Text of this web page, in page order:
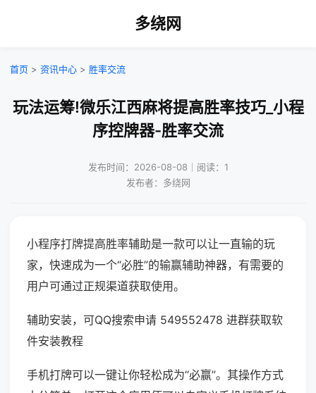
多绕网
首页 > 资讯中心 > 胜率交流
玩法运筹!微乐江西麻将提高胜率技巧_小程
序控牌器-胜率交流
发布时间：2026-08-08｜阅读：1
发布者：多绕网
小程序打牌提高胜率辅助是一款可以让一直输的玩
家，快速成为一个“必胜”的输赢辅助神器，有需要的
用户可通过正规渠道获取使用。
辅助安装，可QQ搜索申请 549552478 进群获取软
件安装教程
手机打牌可以一键让你轻松成为“必赢”。其操作方式